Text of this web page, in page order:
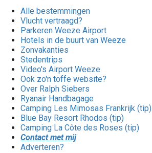
Alle bestemmingen
Vlucht vertraagd?
Parkeren Weeze Airport
Hotels in de buurt van Weeze
Zonvakanties
Stedentrips
Video's Airport Weeze
Ook zo'n toffe website?
Over Ralph Siebers
Ryanair Handbagage
Camping Les Mimosas Frankrijk (tip)
Blue Bay Resort Rhodos (tip)
Camping La Côte des Roses (tip)
Contact met mij
Adverteren?